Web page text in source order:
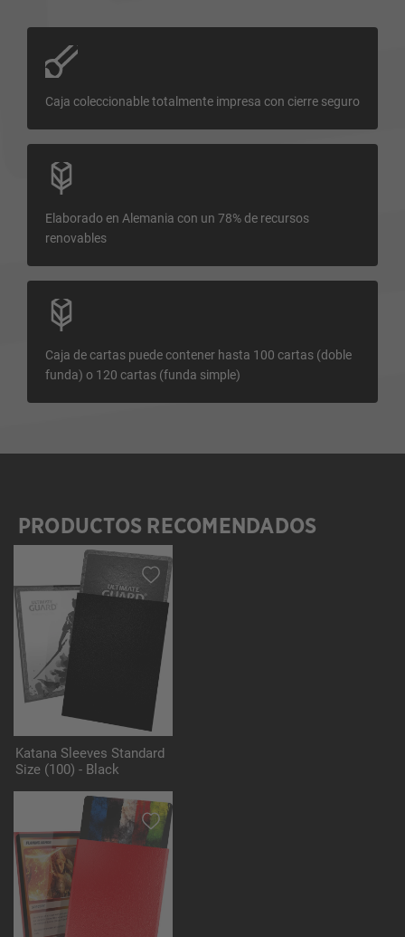
Caja coleccionable totalmente impresa con cierre seguro
Elaborado en Alemania con un 78% de recursos
renovables
Caja de cartas puede contener hasta 100 cartas (doble
funda) o 120 cartas (funda simple)
Omitir la galería de productos
PRODUCTOS RECOMENDADOS
Katana Sleeves Standard
Size (100) - Black